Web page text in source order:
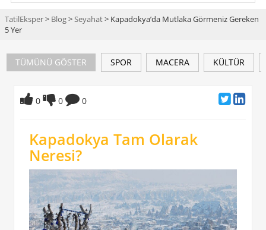
TatilEksper> Blog>Seyahat> Kapadokya’da Mutlaka Görmeniz Gereken
5 Yer
TÜMÜNÜ GÖSTER SPOR MACERA KÜLTÜR
0 0 0
Kapadokya Tam Olarak
Neresi?